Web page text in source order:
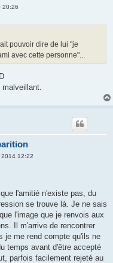
20:26
pouvoir dire de lui "je
avec cette personne"...
malveillant.
2014 12:22
l'amitié n'existe pas, du
se trouve là. Je ne sais
l'image que je renvois aux
Il m'arrive de rencontrer
je me rend compte qu'ils ne
temps avant d'être accepté
parfois facilement rejeté au